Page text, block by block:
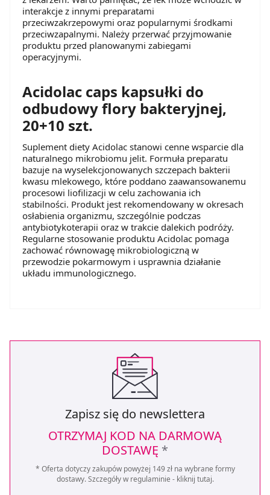
interakcje z innymi preparatami
przeciwzakrzepowymi oraz popularnymi środkami
przeciwzapalnymi. Należy przerwać przyjmowanie
produktu przed planowanymi zabiegami
operacyjnymi.
Acidolac caps kapsułki do
odbudowy flory bakteryjnej,
20+10 szt.
Suplement diety Acidolac stanowi cenne wsparcie dla
naturalnego mikrobiomu jelit. Formuła preparatu
bazuje na wyselekcjonowanych szczepach bakterii
kwasu mlekowego, które poddano zaawansowanemu
procesowi liofilizacji w celu zachowania ich
stabilności. Produkt jest rekomendowany w okresach
osłabienia organizmu, szczególnie podczas
antybiotykoterapii oraz w trakcie dalekich podróży.
Regularne stosowanie produktu Acidolac pomaga
zachować równowagę mikrobiologiczną w
przewodzie pokarmowym i usprawnia działanie
układu immunologicznego.
Zapisz się do newslettera
OTRZYMAJ KOD NA DARMOWĄ
DOSTAWĘ *
* Oferta dotyczy zakupów powyżej 149 zł na wybrane formy
dostawy. Szczegóły w regulaminie - kliknij tutaj.